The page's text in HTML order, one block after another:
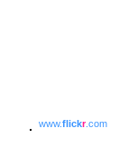
www.flickr.com